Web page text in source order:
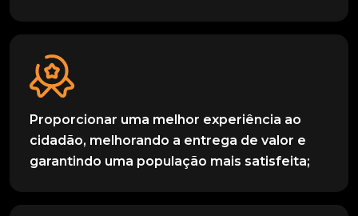
Proporcionar uma melhor experiência ao
cidadão, melhorando a entrega de valor e
garantindo uma população mais satisfeita;